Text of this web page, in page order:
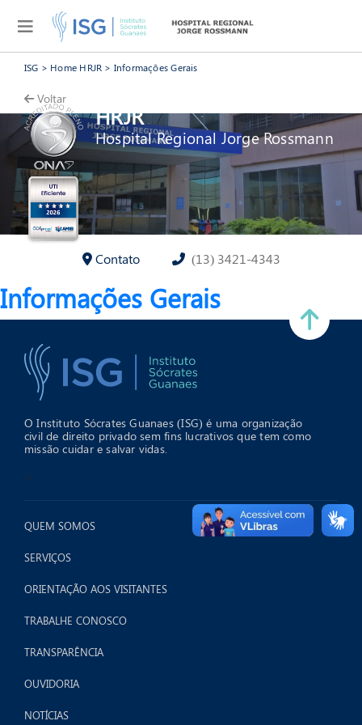
ISG > Home HRJR > Informações Gerais
Voltar
HRJR
Hospital Regional Jorge Rossmann
Contato (13) 3421-4343
Informações Gerais
O Instituto Sócrates Guanaes (ISG) é uma organização
civil de direito privado sem fins lucrativos que tem como
missão cuidar e salvar vidas.
>
QUEM SOMOS
SERVIÇOS
ORIENTAÇÃO AOS VISITANTES
TRABALHE CONOSCO
TRANSPARÊNCIA
OUVIDORIA
NOTÍCIAS